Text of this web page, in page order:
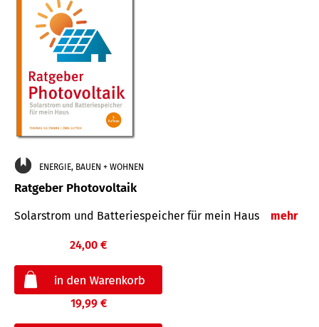
ENERGIE, BAUEN + WOHNEN
Ratgeber Photovoltaik
Solarstrom und Batteriespeicher für mein Haus mehr
24,00 €
19,99 €